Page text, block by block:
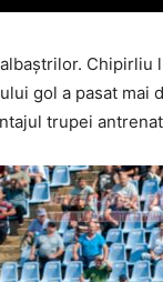
gol a pasat mai
trupei